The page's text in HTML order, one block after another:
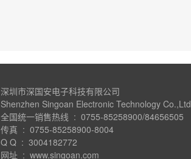
深圳市深国安电子科技有限公司
Shenzhen Singoan Electronic Technology Co.,Ltd
全国统一销售热线 : 0755-85258900/84656505
传真 : 0755-85258900-8004
Q Q : 3004182772
网址 : www.singoan.com